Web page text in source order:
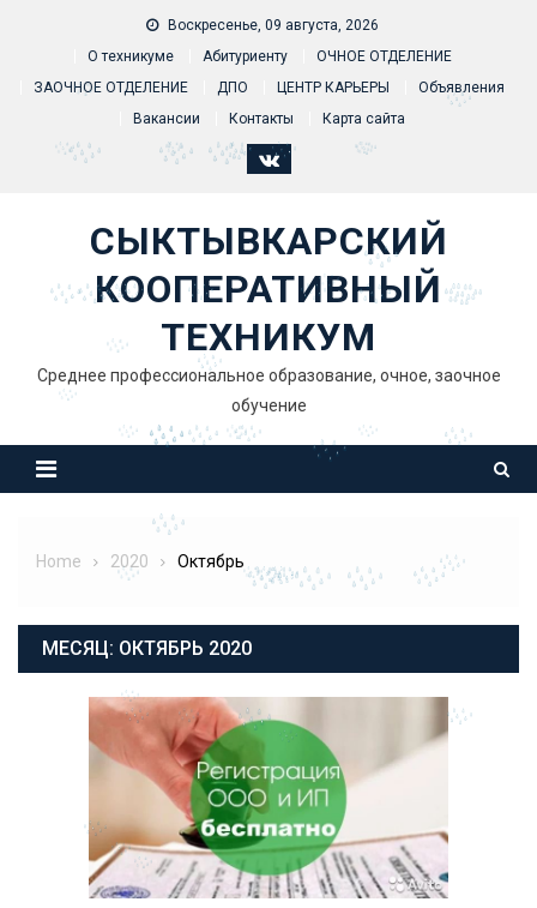
Воскресенье, 09 августа, 2026
О техникуме
Абитуриенту
ОЧНОЕ ОТДЕЛЕНИЕ
ЗАОЧНОЕ ОТДЕЛЕНИЕ
ДПО ЦЕНТР КАРЬЕРЫ
Объявления
Вакансии
Контакты Карта сайта
СЫКТЫВКАРСКИЙ
КООПЕРАТИВНЫЙ
ТЕХНИКУМ
Среднее профессиональное образование, очное, заочное
обучение
Home 2020 Октябрь
МЕСЯЦ: ОКТЯБРЬ 2020